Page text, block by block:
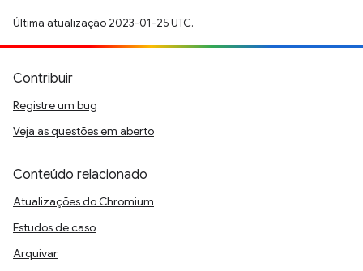
Última atualização 2023-01-25 UTC.
Contribuir
Registre um bug
Veja as questões em aberto
Conteúdo relacionado
Atualizações do Chromium
Estudos de caso
Arquivar